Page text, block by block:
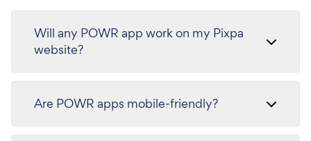
Will any POWR app work on my Pixpa
website?
Are POWR apps mobile-friendly?